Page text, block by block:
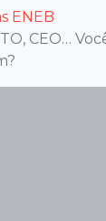
ENEB
CEO…